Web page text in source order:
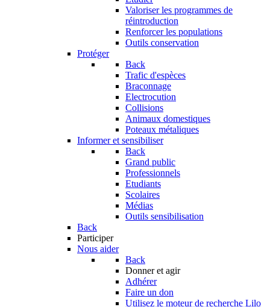
Valoriser les programmes de
réintroduction
Renforcer les populations
Outils conservation
Protéger
Back
Trafic d'espèces
Braconnage
Electrocution
Collisions
Animaux domestiques
Poteaux métaliques
Informer et sensibiliser
Back
Grand public
Professionnels
Etudiants
Scolaires
Médias
Outils sensibilisation
Back
Participer
Nous aider
Back
Donner et agir
Adhérer
Faire un don
Utilisez le moteur de recherche Lilo